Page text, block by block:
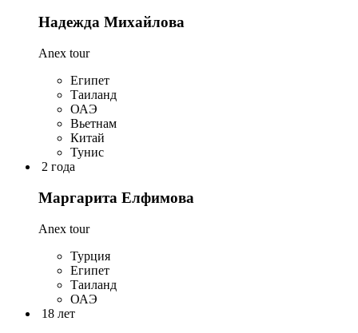
Надежда Михайлова
Anex tour
Египет
Таиланд
ОАЭ
Вьетнам
Китай
Тунис
2 года
Маргарита Елфимова
Anex tour
Турция
Египет
Таиланд
ОАЭ
18 лет